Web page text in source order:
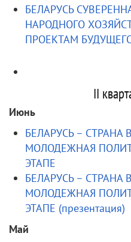
БЕЛАРУСЬ
НАРОДНОГО
ПРОЕКТАМ БУДУЩЕГО
II
Июнь
БЕЛАРУСЬ –
МОЛОДЕЖНАЯ
ЭТАПЕ
БЕЛАРУСЬ –
МОЛОДЕЖНАЯ
ЭТАПЕ (презентация)
Май